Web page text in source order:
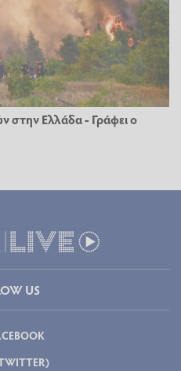
στην Ελλάδα - Γράφει ο
US